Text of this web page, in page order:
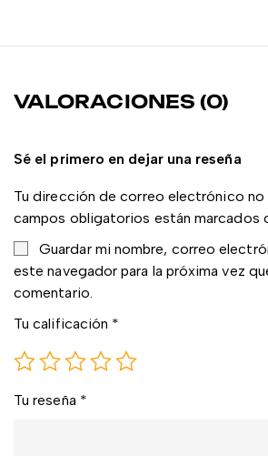
VALORACIONES (0)
Sé el primero en dejar una reseña
Tu dirección de correo electrónico no
campos obligatorios están marcados
Guardar mi nombre, correo
este navegador para la próxima vez
comentario.
Tu calificación *
Tu reseña *